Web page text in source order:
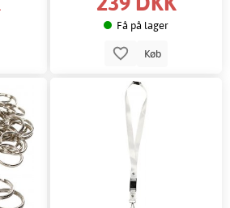
Få på lager
Køb